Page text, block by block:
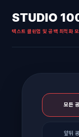
STUDIO
텍스트 클린업 및 공백 최적화
모든
앞뒤